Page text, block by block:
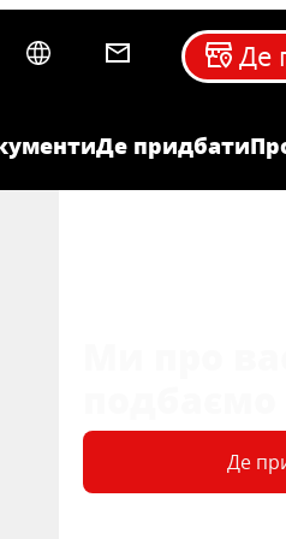
Де придбати
Де
Де